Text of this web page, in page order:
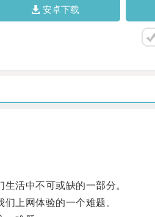
安卓下载
活中不可或缺的一部分。
上网体验的一个难题。